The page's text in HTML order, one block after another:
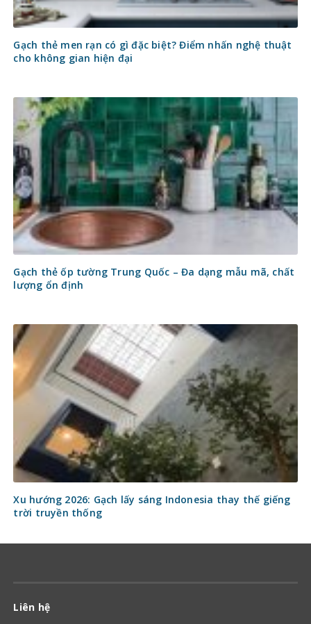
Gạch thẻ men rạn có gì đặc biệt? Điểm nhấn nghệ thuật
cho không gian hiện đại
Gạch thẻ ốp tường Trung Quốc – Đa dạng mẫu mã, chất
lượng ổn định
Xu hướng 2026: Gạch lấy sáng Indonesia thay thế giếng
trời truyền thống
Liên hệ